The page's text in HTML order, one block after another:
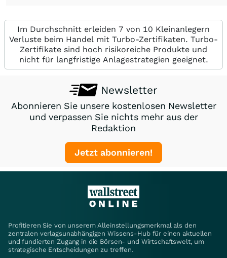
Im Durchschnitt erleiden 7 von 10 Kleinanlegern
Verluste beim Handel mit Turbo-Zertifikaten. Turbo-
Zertifikate sind hoch risikoreiche Produkte und
nicht für langfristige Anlagestrategien geeignet.
Newsletter
Abonnieren Sie unsere kostenlosen Newsletter
und verpassen Sie nichts mehr aus der
Redaktion
Jetzt abonnieren!
Profitieren Sie von unserem Alleinstellungsmerkmal als den
zentralen verlagsunabhängigen Wissens-Hub für einen aktuellen
und fundierten Zugang in die Börsen- und Wirtschaftswelt, um
strategische Entscheidungen zu treffen.